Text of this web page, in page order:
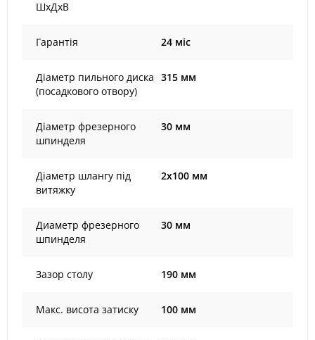
ШхДхВ
Гарантія 24 міс
Діаметр пильного диска
(посадкового отвору)
315 мм
Діаметр фрезерного
шпинделя
30 мм
Діаметр шлангу під
витяжку
2x100 мм
Диаметр фрезерного
шпинделя
30 мм
Зазор столу 190 мм
Макс. висота затиску 100 мм